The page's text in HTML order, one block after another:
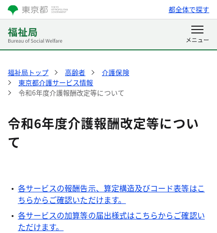
都全体で探す
福祉局トップ 高齢者
介護保険
東京都介護サービス情報
令和6年度介護報酬改定等について
令和6年度介護報酬改定等につい
て
各サービスの報酬告示、算定構造及びコード表等はこ
ちらからご確認いただけます。
各サービスの加算等の届出様式はこちらからご確認い
ただけます。